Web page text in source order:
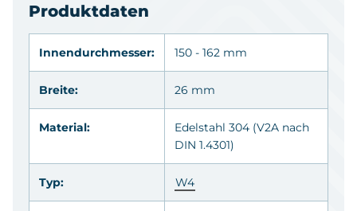
Produktdaten
Innendurchmesser: 150 - 162 mm
Breite: 26 mm
Material: Edelstahl 304 (V2A nach
DIN 1.4301)
Typ: W4